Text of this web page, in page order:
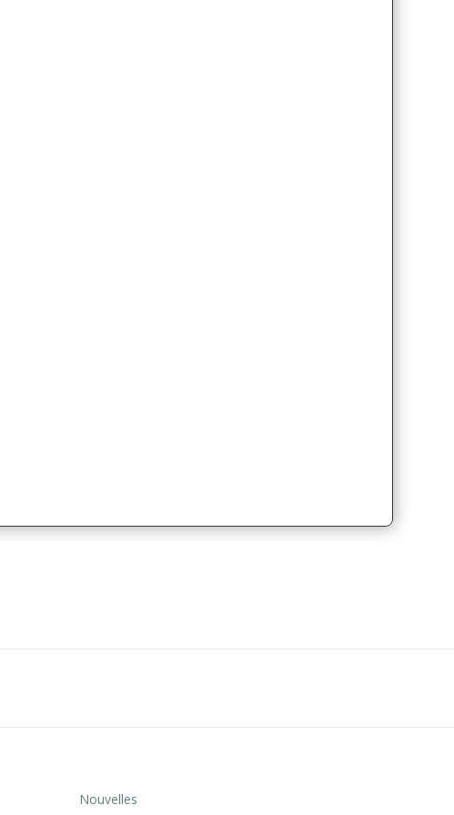
Nouvelles